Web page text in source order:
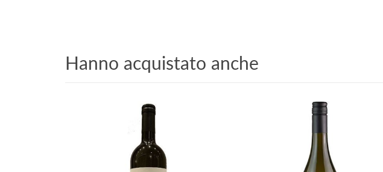
Hanno acquistato anche